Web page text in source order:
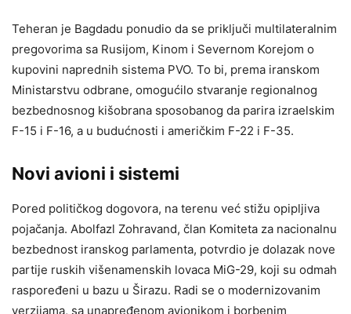
Teheran je Bagdadu ponudio da se priključi multilateralnim
pregovorima sa Rusijom, Kinom i Severnom Korejom o
kupovini naprednih sistema PVO. To bi, prema iranskom
Ministarstvu odbrane, omogućilo stvaranje regionalnog
bezbednosnog kišobrana sposobanog da parira izraelskim
F-15 i F-16, a u budućnosti i američkim F-22 i F-35.
Novi avioni i sistemi
Pored političkog dogovora, na terenu već stižu opipljiva
pojačanja. Abolfazl Zohravand, član Komiteta za nacionalnu
bezbednost iranskog parlamenta, potvrdio je dolazak nove
partije ruskih višenamenskih lovaca MiG-29, koji su odmah
raspoređeni u bazu u Širazu. Radi se o modernizovanim
verzijama, sa unapređenom avionikom i borbenim